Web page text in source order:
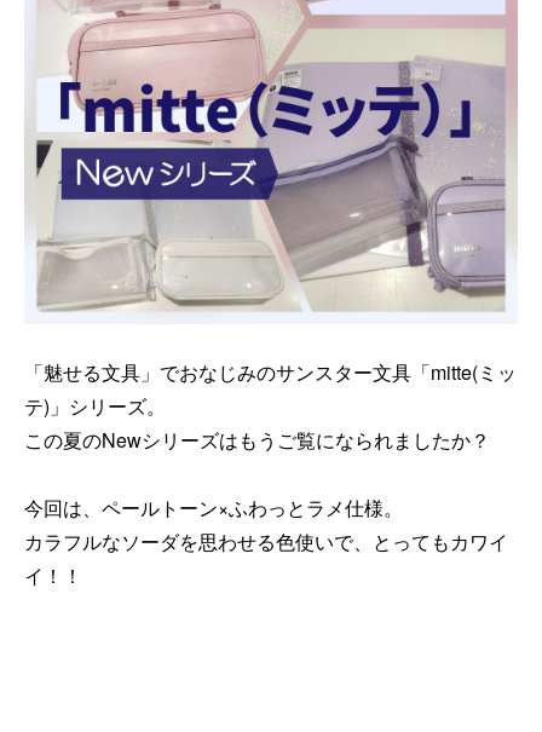
「魅せる文具」でおなじみのサンスター文具「mitte(ミッ
テ)」シリーズ。
この夏のNewシリーズはもうご覧になられましたか？
今回は、ペールトーン×ふわっとラメ仕様。
カラフルなソーダを思わせる色使いで、とってもカワイ
イ！！